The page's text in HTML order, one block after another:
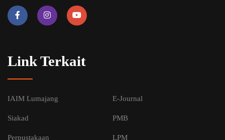
Link Terkait
IAIM Lumajang E-Journal
Siakad PMB
Perpustakaan LPM